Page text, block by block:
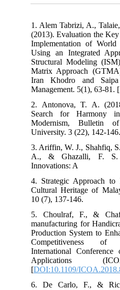
1. Alem Tabrizi,
(2013).
Implementation
Using an
Structural
Matrix
Iran Khodro
Management.
2. Antonova, T.
Search for
Modernism,
University. 3 (22),
3. Ariffin, W. J.,
A., &
Innovations: A
4. Strategic
Cultural
10 (7), 137-146.
5. Choulraf,
manufacturing
Production
International
[DOI:10.1109/
6. De Carlo,